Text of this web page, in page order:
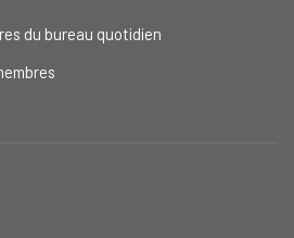
du bureau quotidien